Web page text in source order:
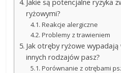
Jakie są potencjalne ryzyka
ryżowymi?
Reakcje alergiczne
Problemy z trawieniem
Jak otręby ryżowe
innych rodzajów pasz?
Porównanie z otrębami